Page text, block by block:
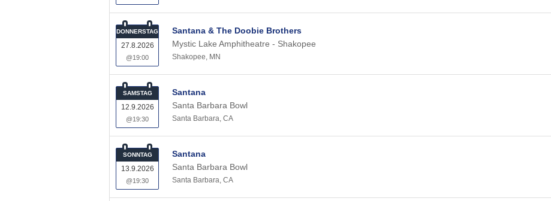
Santana & The Doobie Brothers
Mystic Lake Amphitheatre - Shakopee
Shakopee, MN
DONNERSTAG
27.8.2026
@19:00
Santana
Santa Barbara Bowl
Santa Barbara, CA
SAMSTAG
12.9.2026
@19:30
Santana
Santa Barbara Bowl
Santa Barbara, CA
SONNTAG
13.9.2026
@19:30